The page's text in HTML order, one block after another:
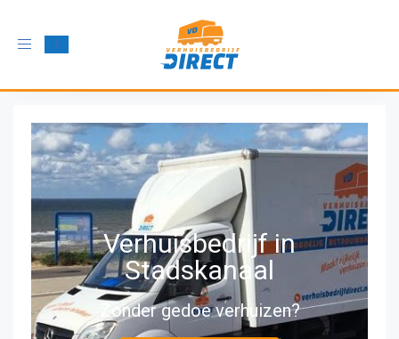
Schakel
Verhuisbedrijf in
Stadskanaal
Zonder gedoe verhuizen?